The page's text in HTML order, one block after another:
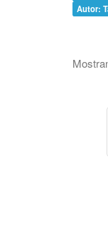
Autor: